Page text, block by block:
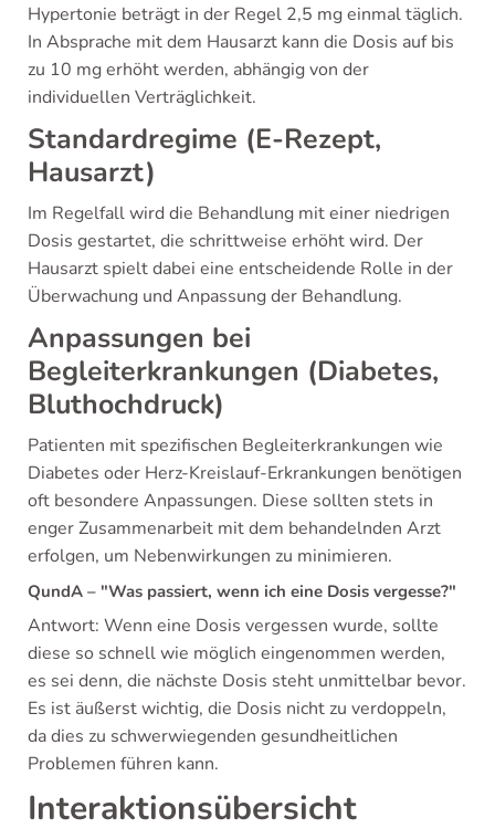
Hypertonie beträgt in der Regel 2,5 mg einmal täglich.
In Absprache mit dem Hausarzt kann die Dosis auf bis
zu 10 mg erhöht werden, abhängig von der
individuellen Verträglichkeit.
Standardregime (E-Rezept,
Hausarzt)
Im Regelfall wird die Behandlung mit einer niedrigen
Dosis gestartet, die schrittweise erhöht wird. Der
Hausarzt spielt dabei eine entscheidende Rolle in der
Überwachung und Anpassung der Behandlung.
Anpassungen bei
Begleiterkrankungen (Diabetes,
Bluthochdruck)
Patienten mit spezifischen Begleiterkrankungen wie
Diabetes oder Herz-Kreislauf-Erkrankungen benötigen
oft besondere Anpassungen. Diese sollten stets in
enger Zusammenarbeit mit dem behandelnden Arzt
erfolgen, um Nebenwirkungen zu minimieren.
QundA – "Was passiert, wenn ich eine Dosis vergesse?"
Antwort: Wenn eine Dosis vergessen wurde, sollte
diese so schnell wie möglich eingenommen werden,
es sei denn, die nächste Dosis steht unmittelbar bevor.
Es ist äußerst wichtig, die Dosis nicht zu verdoppeln,
da dies zu schwerwiegenden gesundheitlichen
Problemen führen kann.
Interaktionsübersicht